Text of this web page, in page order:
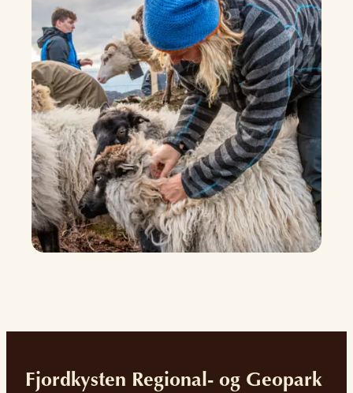
Fjordkysten Regional- og Geopark